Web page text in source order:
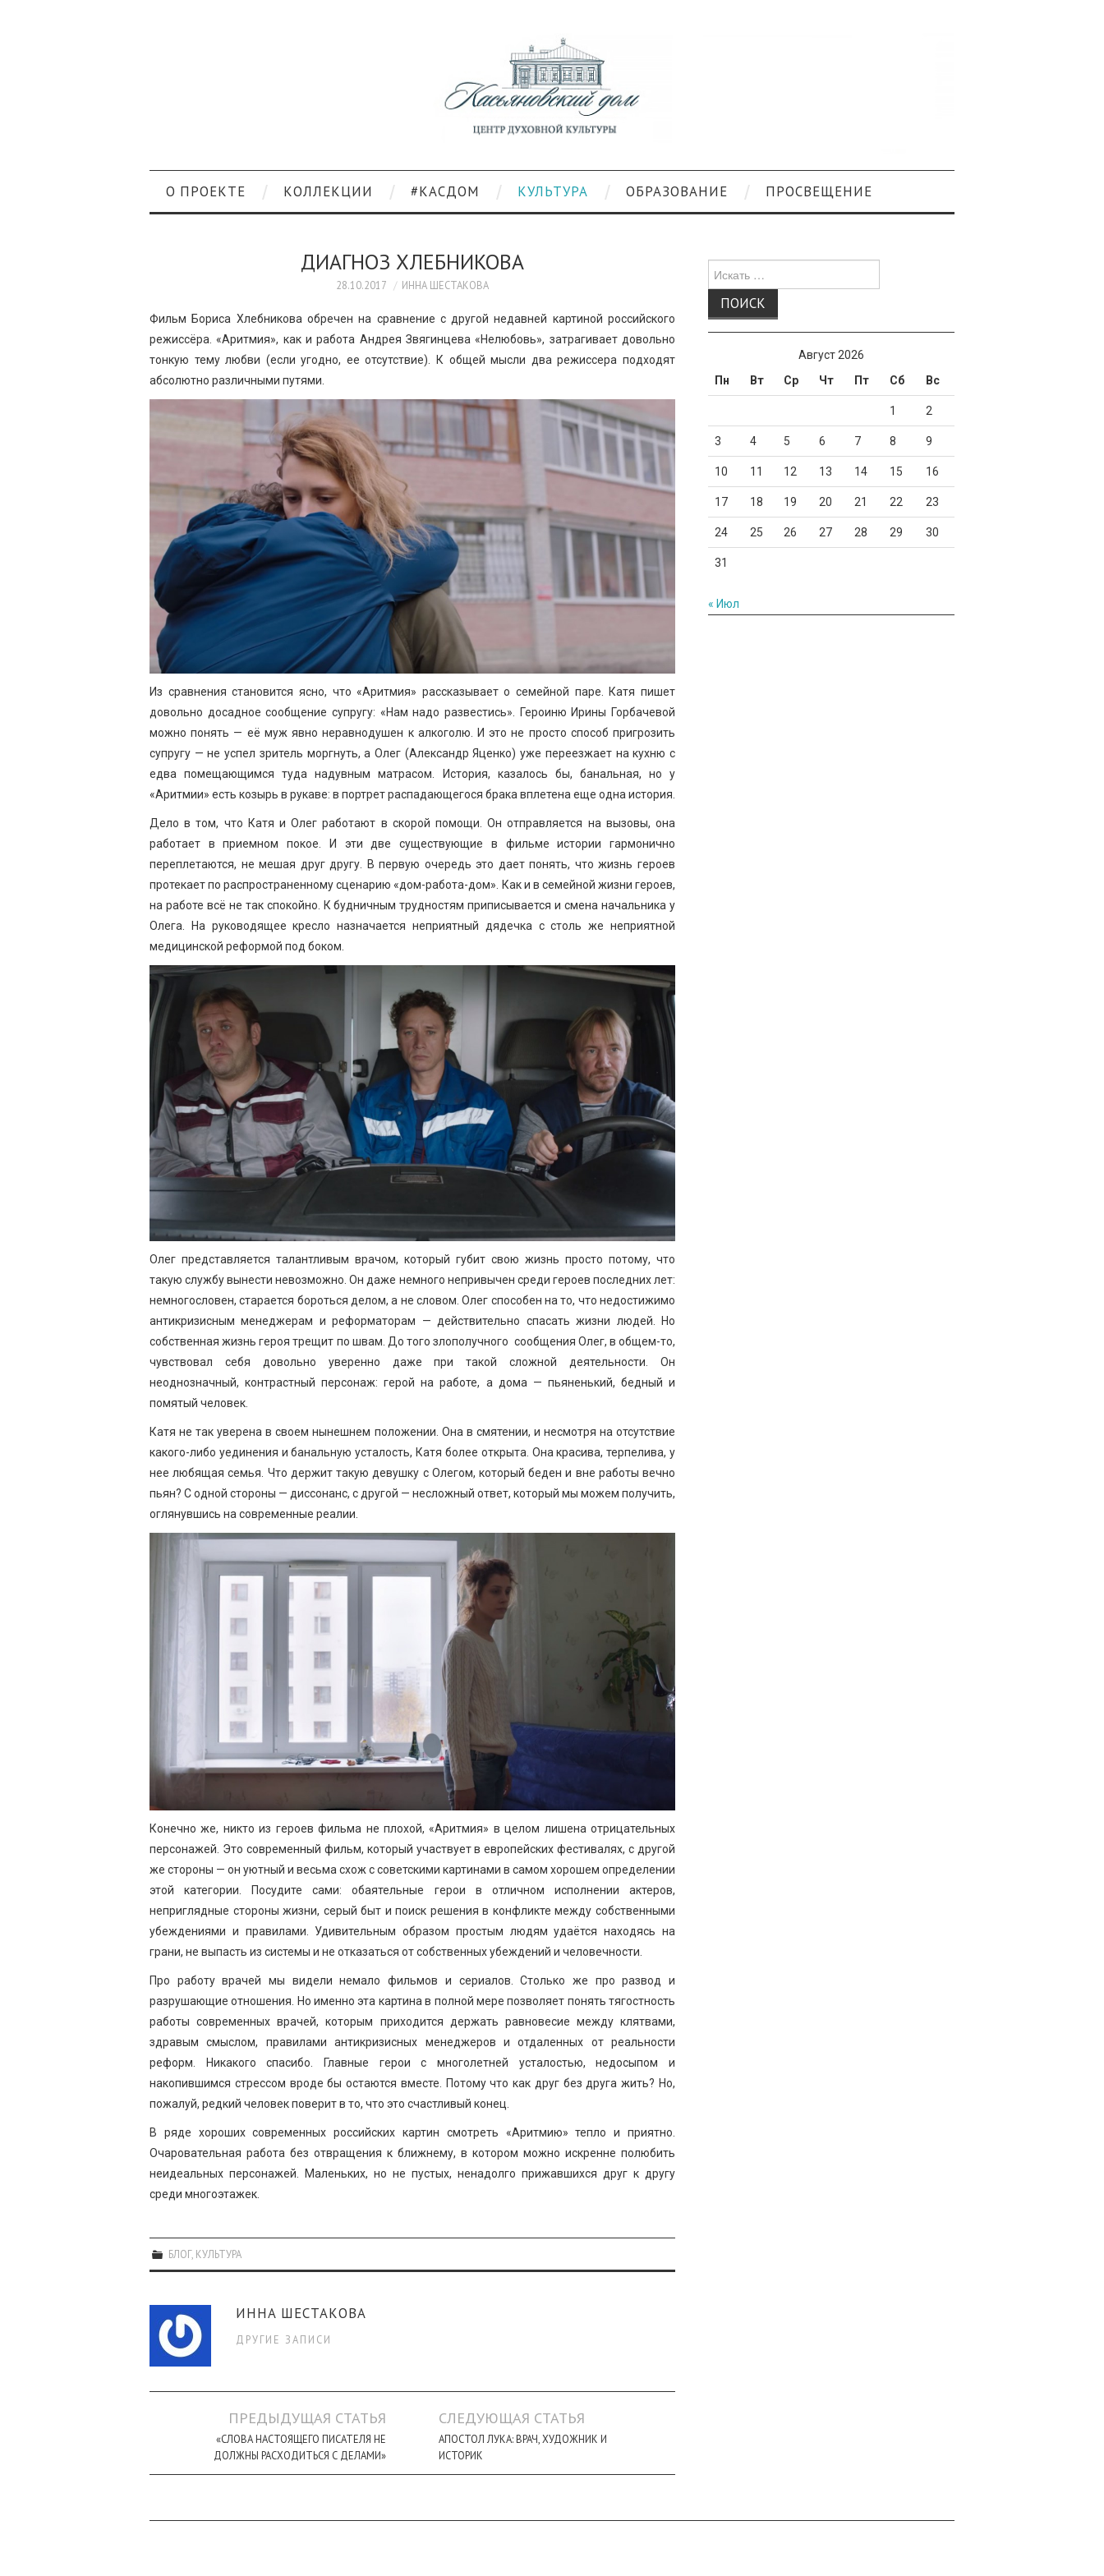
О ПРОЕКТЕ КОЛЛЕКЦИИ #КАСДОМ КУЛЬТУРА ОБРАЗОВАНИЕ ПРОСВЕЩЕНИЕ
ДИАГНОЗ ХЛЕБНИКОВА
28.10.2017 ИННА ШЕСТАКОВА
Фильм Бориса Хлебникова обречен на сравнение с другой недавней картиной российского
режиссёра. «Аритмия», как и работа Андрея Звягинцева «Нелюбовь», затрагивает довольно
тонкую тему любви (если угодно, ее отсутствие). К общей мысли два режиссера подходят
абсолютно различными путями.
Из сравнения становится ясно, что «Аритмия» рассказывает о семейной паре. Катя пишет
довольно досадное сообщение супругу: «Нам надо развестись». Героиню Ирины Горбачевой
можно понять — её муж явно неравнодушен к алкоголю. И это не просто способ пригрозить
супругу — не успел зритель моргнуть, а Олег (Александр Яценко) уже переезжает на кухню с
едва помещающимся туда надувным матрасом. История, казалось бы, банальная, но у
«Аритмии» есть козырь в рукаве: в портрет распадающегося брака вплетена еще одна история.
Дело в том, что Катя и Олег работают в скорой помощи. Он отправляется на вызовы, она
работает в приемном покое. И эти две существующие в фильме истории гармонично
переплетаются, не мешая друг другу. В первую очередь это дает понять, что жизнь героев
протекает по распространенному сценарию «дом-работа-дом». Как и в семейной жизни героев,
на работе всё не так спокойно. К будничным трудностям приписывается и смена начальника у
Олега. На руководящее кресло назначается неприятный дядечка с столь же неприятной
медицинской реформой под боком.
Олег представляется талантливым врачом, который губит свою жизнь просто потому, что
такую службу вынести невозможно. Он даже немного непривычен среди героев последних лет:
немногословен, старается бороться делом, а не словом. Олег способен на то, что недостижимо
антикризисным менеджерам и реформаторам — действительно спасать жизни людей. Но
собственная жизнь героя трещит по швам. До того злополучного сообщения Олег, в общем-то,
чувствовал себя довольно уверенно даже при такой сложной деятельности. Он
неоднозначный, контрастный персонаж: герой на работе, а дома — пьяненький, бедный и
помятый человек.
Катя не так уверена в своем нынешнем положении. Она в смятении, и несмотря на отсутствие
какого-либо уединения и банальную усталость, Катя более открыта. Она красива, терпелива, у
нее любящая семья. Что держит такую девушку с Олегом, который беден и вне работы вечно
пьян? С одной стороны — диссонанс, с другой — несложный ответ, который мы можем получить,
оглянувшись на современные реалии.
Конечно же, никто из героев фильма не плохой, «Аритмия» в целом лишена отрицательных
персонажей. Это современный фильм, который участвует в европейских фестивалях, с другой
же стороны — он уютный и весьма схож с советскими картинами в самом хорошем определении
этой категории. Посудите сами: обаятельные герои в отличном исполнении актеров,
неприглядные стороны жизни, серый быт и поиск решения в конфликте между собственными
убеждениями и правилами. Удивительным образом простым людям удаётся находясь на
грани, не выпасть из системы и не отказаться от собственных убеждений и человечности.
Про работу врачей мы видели немало фильмов и сериалов. Столько же про развод и
разрушающие отношения. Но именно эта картина в полной мере позволяет понять тягостность
работы современных врачей, которым приходится держать равновесие между клятвами,
здравым смыслом, правилами антикризисных менеджеров и отдаленных от реальности
реформ. Никакого спасибо. Главные герои с многолетней усталостью, недосыпом и
накопившимся стрессом вроде бы остаются вместе. Потому что как друг без друга жить? Но,
пожалуй, редкий человек поверит в то, что это счастливый конец.
В ряде хороших современных российских картин смотреть «Аритмию» тепло и приятно.
Очаровательная работа без отвращения к ближнему, в котором можно искренне полюбить
неидеальных персонажей. Маленьких, но не пустых, ненадолго прижавшихся друг к другу
среди многоэтажек.
БЛОГ, КУЛЬТУРА
ИННА ШЕСТАКОВА
ДРУГИЕ ЗАПИСИ
НавигацияПРЕДЫДУЩАЯ СТАТЬЯ
«СЛОВА НАСТОЯЩЕГО ПИСАТЕЛЯ НЕ
ДОЛЖНЫ РАСХОДИТЬСЯ С ДЕЛАМИ»
СЛЕДУЮЩАЯ СТАТЬЯ
АПОСТОЛ ЛУКА: ВРАЧ, ХУДОЖНИК И
ИСТОРИК
для:
Август 2026
Пн
Вт Ср Чт Пт Сб Вс
1 2
3 4 5 6 7 8 9
10 11 12 13 14 15 16
17 18 19 20 21 22 23
24 25 26 27 28 29 30
31
« Июл